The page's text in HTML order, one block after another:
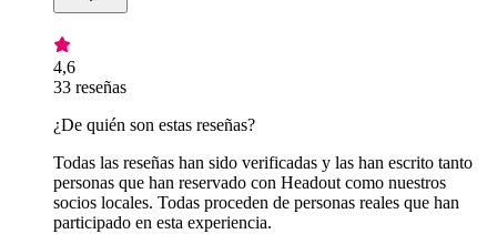
4,6
33 reseñas
¿De quién son estas reseñas?
Todas las reseñas han sido verificadas y las han escrito tanto
personas que han reservado con Headout como nuestros
socios locales. Todas proceden de personas reales que han
participado en esta experiencia.